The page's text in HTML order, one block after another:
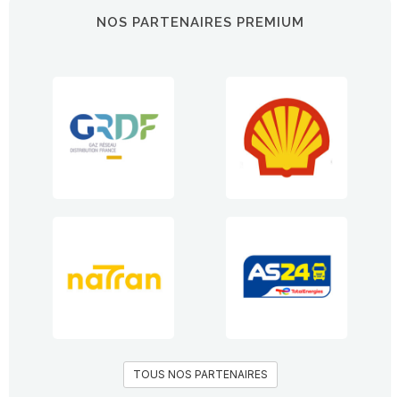
NOS PARTENAIRES PREMIUM
TOUS NOS PARTENAIRES